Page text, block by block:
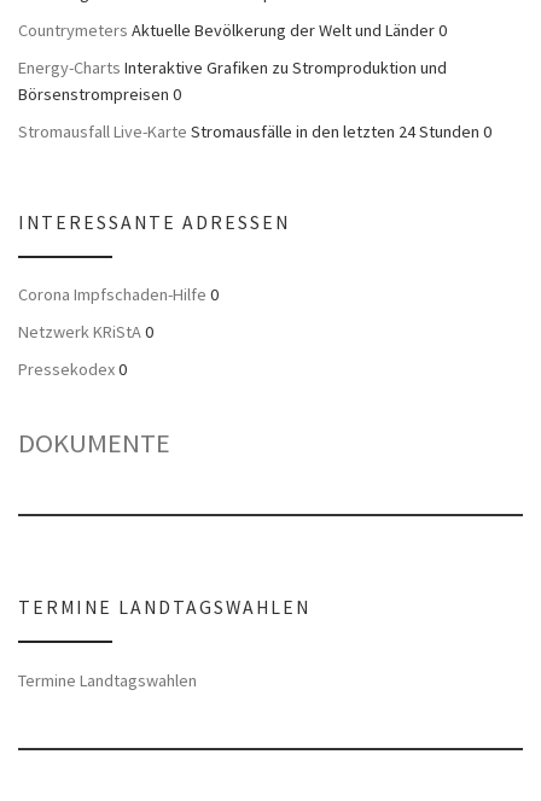
Countrymeters Aktuelle Bevölkerung der Welt und Länder 0
Energy-Charts Interaktive Grafiken zu Stromproduktion und
Börsenstrompreisen 0
Stromausfall Live-Karte Stromausfälle in den letzten 24 Stunden 0
INTERESSANTE ADRESSEN
Corona Impfschaden-Hilfe 0
Netzwerk KRiStA0
Pressekodex0
DOKUMENTE
TERMINE LANDTAGSWAHLEN
Termine Landtagswahlen